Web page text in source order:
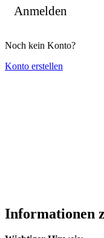
Anmelden
Noch kein Konto?
Konto erstellen
Informationen